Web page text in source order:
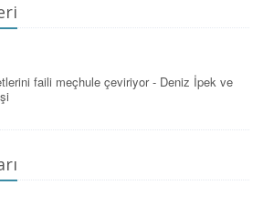
faili meçhule çeviriyor - Deniz İpek ve